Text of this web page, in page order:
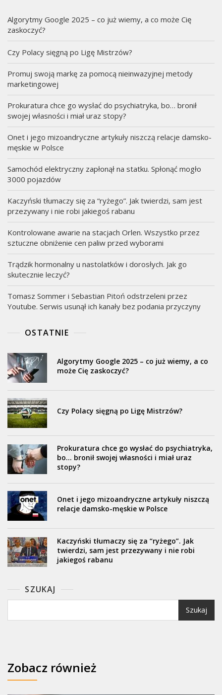
Algorytmy Google 2025 – co już wiemy, a co może Cię
zaskoczyć?
Czy Polacy sięgną po Ligę Mistrzów?
Promuj swoją markę za pomocą nieinwazyjnej metody
marketingowej
Prokuratura chce go wysłać do psychiatryka, bo… bronił
swojej własności i miał uraz stopy?
Onet i jego mizoandryczne artykuły niszczą relacje damsko-
męskie w Polsce
Samochód elektryczny zapłonął na statku. Spłonąć mogło
3000 pojazdów
Kaczyński tłumaczy się za “ryżego”. Jak twierdzi, sam jest
przezywany i nie robi jakiegoś rabanu
Kontrolowane awarie na stacjach Orlen. Wszystko przez
sztuczne obniżenie cen paliw przed wyborami
Trądzik hormonalny u nastolatków i dorosłych. Jak go
skutecznie leczyć?
Tomasz Sommer i Sebastian Pitoń odstrzeleni przez
Youtube. Serwis usunął ich kanały bez podania przyczyny
OSTATNIE
Algorytmy Google 2025 – co już wiemy, a co
może Cię zaskoczyć?
Czy Polacy sięgną po Ligę Mistrzów?
Prokuratura chce go wysłać do psychiatryka,
bo… bronił swojej własności i miał uraz
stopy?
Onet i jego mizoandryczne artykuły niszczą
relacje damsko-męskie w Polsce
Kaczyński tłumaczy się za “ryżego”. Jak
twierdzi, sam jest przezywany i nie robi
jakiegoś rabanu
SZUKAJ
Szukaj
Zobacz również